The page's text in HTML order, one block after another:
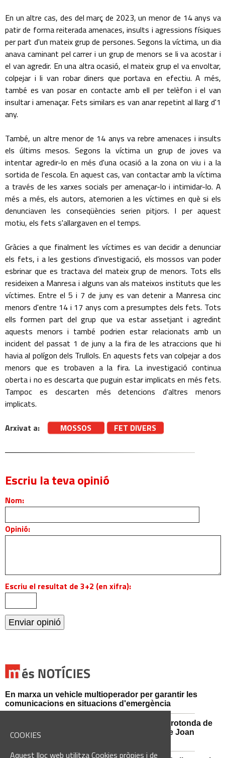
COOKIES
Aquest lloc web utilitza Cookies pròpies i de
En un altre cas, des del març de 2023, un menor de 14 anys va
patir de forma reiterada amenaces, insults i agressions físiques
per part d'un mateix grup de persones. Segons la víctima, un dia
anava caminant pel carrer i un grup de menors se li va acostar i
el van agredir. En una altra ocasió, el mateix grup el va envoltar,
colpejar i li van robar diners que portava en efectiu. A més,
també es van posar en contacte amb ell per telèfon i el van
insultar i amenaçar. Fets similars es van anar repetint al llarg d'1
any.
També, un altre menor de 14 anys va rebre amenaces i insults
els últims mesos. Segons la víctima un grup de joves va
intentar agredir-lo en més d'una ocasió a la zona on viu i a la
sortida de l'escola. En aquest cas, van contactar amb la víctima
a través de les xarxes socials per amenaçar-lo i intimidar-lo. A
més a més, els autors, atemorien a les víctimes en què si els
denunciaven les conseqüències serien pitjors. I per aquest
motiu, els fets s'allargaven en el temps.
Gràcies a que finalment les víctimes es van decidir a denunciar
els fets, i a les gestions d'investigació, els mossos van poder
esbrinar que es tractava del mateix grup de menors. Tots ells
resideixen a Manresa i alguns van als mateixos instituts que les
víctimes. Entre el 5 i 7 de juny es van detenir a Manresa cinc
menors d'entre 14 i 17 anys com a presumptes dels fets. Tots
ells formen part del grup que va estar assetjant i agredint
aquests menors i també podrien estar relacionats amb un
incident del passat 1 de juny a la fira de les atraccions que hi
havia al polígon dels Trullols. En aquests fets van colpejar a dos
menors que es trobaven a la fira. La investigació continua
oberta i no es descarta que puguin estar implicats en més fets.
Tampoc es descarten més detencions d'altres menors
implicats.
Arxivat a:
MOSSOS FET DIVERS
Escriu la teva opinió
Nom:
Opinió:
Escriu el resultat de 3+2 (en xifra):
En marxa un vehicle multioperador per garantir les
comunicacions en situacions d'emergència
Afectacions al trànsit aquest divendres a la rotonda de
l'Avinguda dels Dolors amb el carrer Alcalde Joan